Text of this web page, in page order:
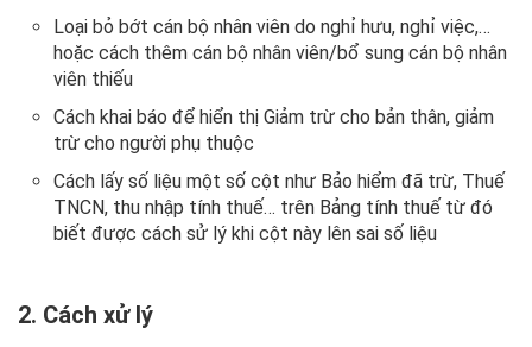
Loại bỏ bớt cán bộ nhân viên do nghỉ hưu, nghỉ việc,…
hoặc cách thêm cán bộ nhân viên/bổ sung cán bộ nhân
viên thiếu
Cách khai báo để hiển thị Giảm trừ cho bản thân, giảm
trừ cho người phụ thuộc
Cách lấy số liệu một số cột như Bảo hiểm đã trừ, Thuế
TNCN, thu nhập tính thuế… trên Bảng tính thuế từ đó
biết được cách sử lý khi cột này lên sai số liệu
2. Cách xử lý